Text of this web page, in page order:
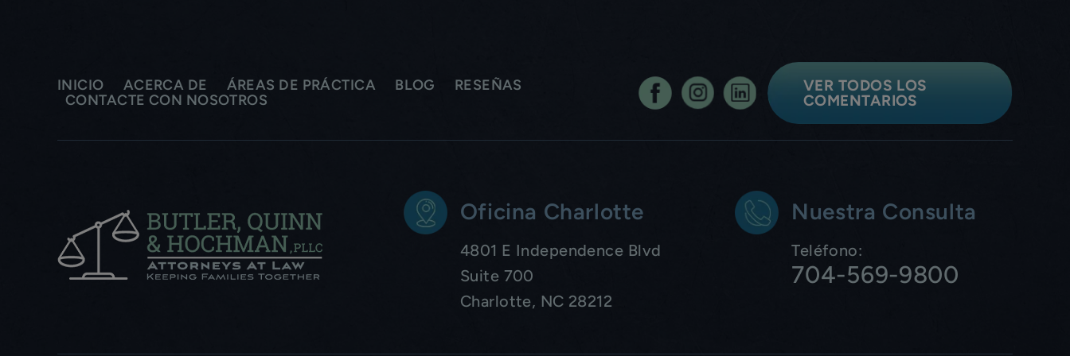
INICIO ACERCA DE ÁREAS DE PRÁCTICA BLOG
RESEÑAS
CONTACTE CON NOSOTROS
VER TODOS LOS
COMENTARIOS
Oficina Charlotte
4801 E Independence Blvd
Suite 700
Charlotte, NC 28212
Nuestra Consulta
Teléfono:
704-569-9800